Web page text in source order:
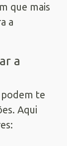
que mais
a
a
te
Aqui